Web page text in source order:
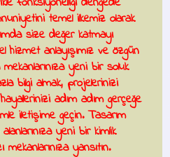
temel ilkemiz olarak
size değer katmayı
anlayışımız ve özgün
mekanlarınıza yeni bir soluk
bilgi almak, projelerinizi
adım adım gerçeğe
iletişime geçin.Tasarım
yeni bir kimlik
mekanlarınıza yansıtın.